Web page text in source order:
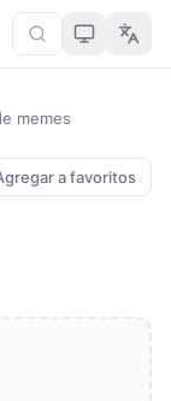
memes
a favoritos